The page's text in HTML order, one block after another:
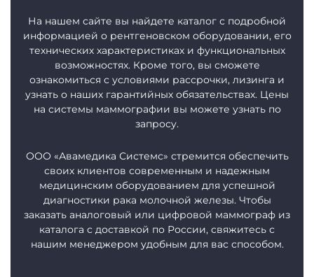
На нашем сайте вы найдете каталог с подробной
информацией о рентгеновском оборудовании, его
технических характеристиках и функциональных
возможностях. Кроме того, вы сможете
ознакомиться с условиями рассрочки, лизинга и
узнать о наших гарантийных обязательствах. Цены
на системы маммографии вы можете узнать по
запросу.
ООО «Авамедика Системс» стремится обеспечить
своих клиентов современным и надежным
медицинским оборудованием для успешной
диагностики рака молочной железы. Чтобы
заказать аналоговый или цифровой маммограф из
каталога с доставкой по России, свяжитесь с
нашим менеджером удобным для вас способом.